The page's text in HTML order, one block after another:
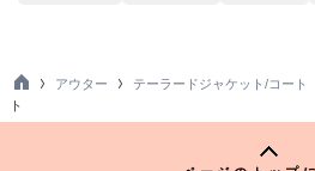
On
オン
TO
P
アウター テーラードジャケット/コート
ト